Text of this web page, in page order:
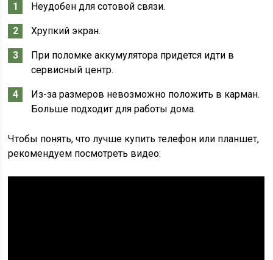
Неудобен для сотовой связи.
Хрупкий экран.
При поломке аккумулятора придется идти в
сервисный центр.
Из-за размеров невозможно положить в карман.
Больше подходит для работы дома.
Чтобы понять, что лучше купить телефон или планшет,
рекомендуем посмотреть видео: